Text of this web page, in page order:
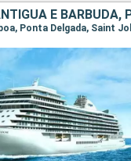
E BARBUDA,